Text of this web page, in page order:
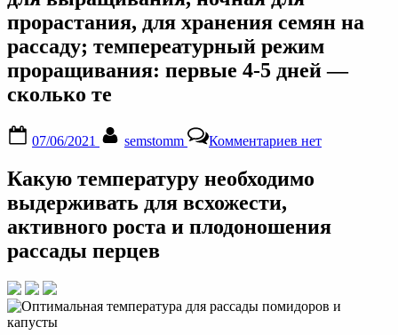
прорастания, для хранения семян на
рассаду; темпереатурный режим
проращивания: первые 4-5 дней —
сколько те
on
07/06/2021 semstomm Комментариевзаписи
для
в
для
нет
Какую температуру необходимо
выдерживать для всхожести,
активного роста и плодоношения
рассады перцев